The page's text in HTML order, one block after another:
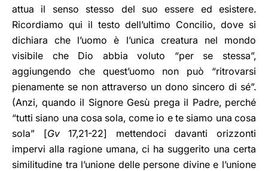
attua il senso stesso del suo essere ed esistere.
Ricordiamo qui il testo dell’ultimo Concilio, dove si
dichiara che l’uomo è l’unica creatura nel mondo
visibile che Dio abbia voluto “per se stessa”,
aggiungendo che quest’uomo non può “ritrovarsi
pienamente se non attraverso un dono sincero di sé”.
(Anzi, quando il Signore Gesù prega il Padre, perché
“tutti siano una cosa sola, come io e te siamo una cosa
sola” [Gv17,21-22] mettendoci davanti orizzonti
impervi alla ragione umana, ci ha suggerito una certa
similitudine tra l’unione delle persone divine e l’unione